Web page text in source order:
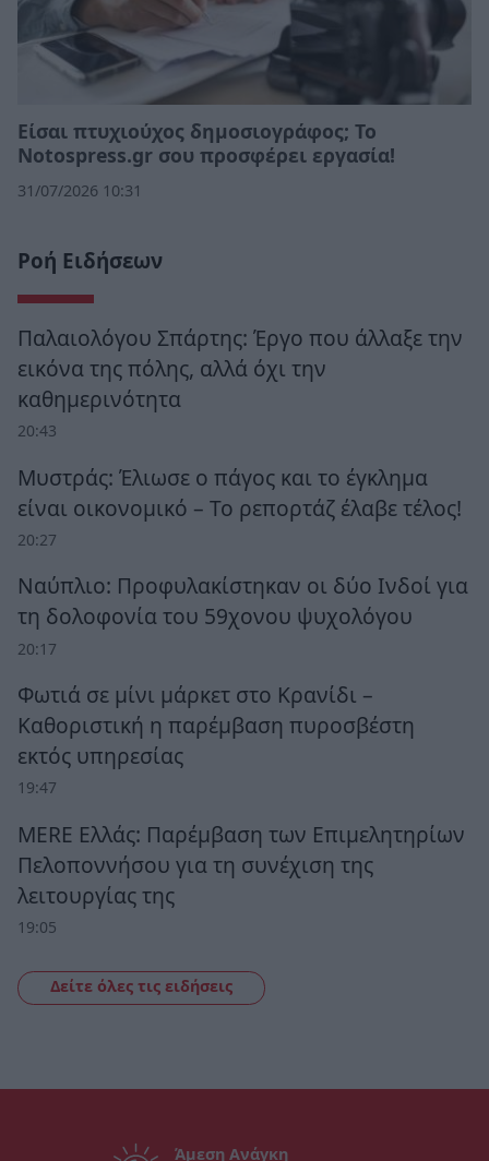
Eίσαι πτυχιούχος δημοσιογράφος; Το
Notospress.gr σου προσφέρει εργασία!
31/07/2026 10:31
Ροή Ειδήσεων
Παλαιολόγου Σπάρτης: Έργο που άλλαξε την
εικόνα της πόλης, αλλά όχι την
καθημερινότητα
20:43
Μυστράς: Έλιωσε ο πάγος και το έγκλημα
είναι οικονομικό – Το ρεπορτάζ έλαβε τέλος!
20:27
Ναύπλιο: Προφυλακίστηκαν οι δύο Ινδοί για
τη δολοφονία του 59χονου ψυχολόγου
20:17
Φωτιά σε μίνι μάρκετ στο Κρανίδι –
Καθοριστική η παρέμβαση πυροσβέστη
εκτός υπηρεσίας
19:47
MERE Ελλάς: Παρέμβαση των Επιμελητηρίων
Πελοποννήσου για τη συνέχιση της
λειτουργίας της
19:05
Δείτε όλες τις ειδήσεις
Άμεση Ανάγκη